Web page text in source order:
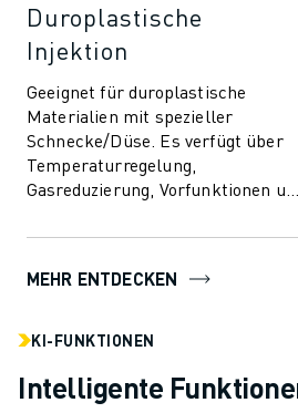
Duroplastische
Injektion
Geeignet für duroplastische
Materialien mit spezieller
Schnecke/Düse. Es verfügt über
Temperaturregelung,
Gasreduzierung, Vorfunktionen und
Prozessstabilität und Qualit...
MEHR ENTDECKEN
KI-FUNKTIONEN
Intelligente